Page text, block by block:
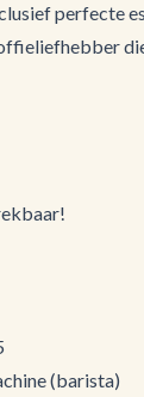
perfecte
(barista)